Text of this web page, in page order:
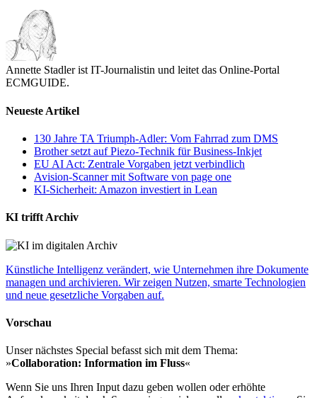
Annette Stadler ist IT-Journalistin und leitet das Online-Portal
ECMGUIDE.
Neueste Artikel
130 Jahre TA Triumph-Adler: Vom Fahrrad zum DMS
Brother setzt auf Piezo-Technik für Business-Inkjet
EU AI Act: Zentrale Vorgaben jetzt verbindlich
Avision-Scanner mit Software von page one
KI-Sicherheit: Amazon investiert in Lean
KI trifft Archiv
Künstliche Intelligenz verändert, wie Unternehmen ihre Dokumente
managen und archivieren. Wir zeigen Nutzen, smarte Technologien
und neue gesetzliche Vorgaben auf.
Vorschau
Unser nächstes Special befasst sich mit dem Thema:
»Collaboration: Information im Fluss«
Wenn Sie uns Ihren Input dazu geben wollen oder erhöhte